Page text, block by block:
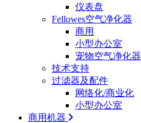
仪表盘
Fellowes空气净化器
商用
小型办公室
宠物空气净化器
技术支持
过滤器及配件
网络化/商业化
小型办公室
商用机器